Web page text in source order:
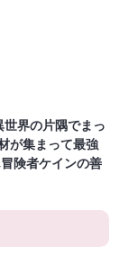
界の片隅でまっ
が集まって最強
険者ケインの善